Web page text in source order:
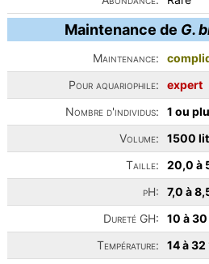
Maintenance de G.
Maintenance:
Pour aquariophile:
expert
Nombre d'individus:
1 ou
Volume:
1500
Taille:
20,0 à
pH:
7,0 à
Dureté GH:
10 à 30
Température:
14 à 32